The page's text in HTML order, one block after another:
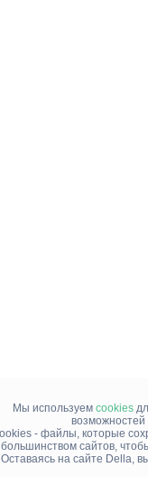
Мы используем cookies
- файлы, которые
большинством сайтов,
Оставаясь на сайте Della,